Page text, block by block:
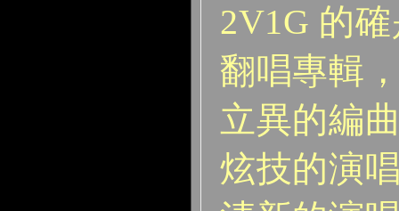
2V1G 的
翻唱專輯
立異的編
炫技的演